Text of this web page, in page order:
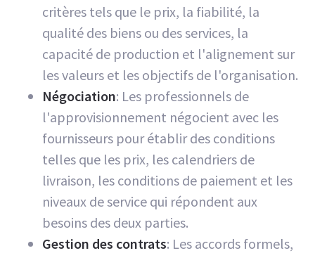
critères tels que le prix, la fiabilité, la
qualité des biens ou des services, la
capacité de production et l'alignement sur
les valeurs et les objectifs de l'organisation.
Négociation: Les professionnels de
l'approvisionnement négocient avec les
fournisseurs pour établir des conditions
telles que les prix, les calendriers de
livraison, les conditions de paiement et les
niveaux de service qui répondent aux
besoins des deux parties.
Gestion des contrats: Les accords formels,